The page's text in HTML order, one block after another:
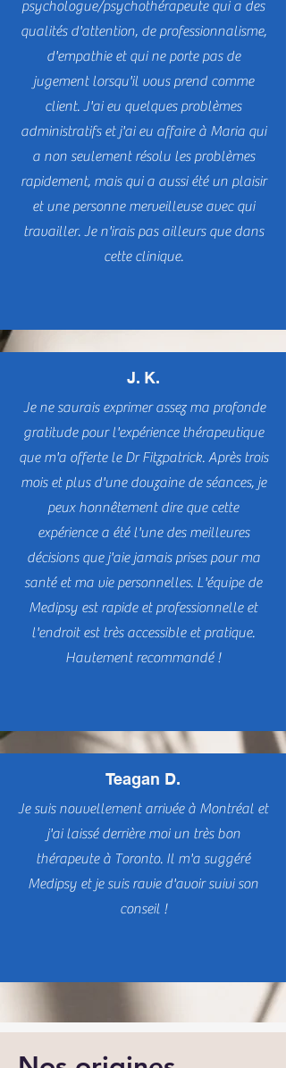
C'est la clinique qu'il vous faut si vous
voulez voir un
psychologue/psychothérapeute qui a des
qualités d'attention, de professionnalisme,
d'empathie et qui ne porte pas de
jugement lorsqu'il vous prend comme
client. J'ai eu quelques problèmes
administratifs et j'ai eu affaire à Maria qui
a non seulement résolu les problèmes
rapidement, mais qui a aussi été un plaisir
et une personne merveilleuse avec qui
J. K.
Je ne saurais exprimer assez ma profonde
gratitude pour l'expérience thérapeutique
que m'a offerte le Dr Fitzpatrick. Après trois
mois et plus d'une douzaine de séances, je
peux honnêtement dire que cette
expérience a été l'une des meilleures
décisions que j'aie jamais prises pour ma
santé et ma vie personnelles. L'équipe de
Medipsy est rapide et professionnelle et
Teagan D.
Je suis nouvellement arrivée à Montréal et
j'ai laissé derrière moi un très bon
thérapeute à Toronto. Il m'a suggéré